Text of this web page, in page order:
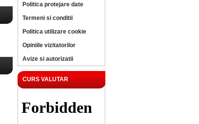
Politica protejare date
Termeni si conditii
Politica utilizare cookie
Opiniile vizitatorilor
Avize si autorizatii
CURS VALUTAR